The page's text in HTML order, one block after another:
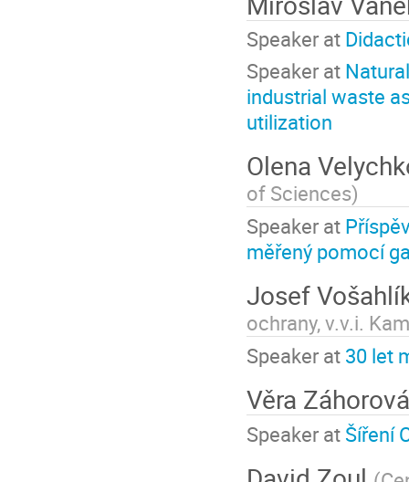
Speaker at
Speaker at
industrial waste
utilization
Olena
of Sciences)
Speaker at
měřený pomocí
Josef
ochrany, v.v.i.
Speaker at 30 let
Věra
Speaker at Šíření